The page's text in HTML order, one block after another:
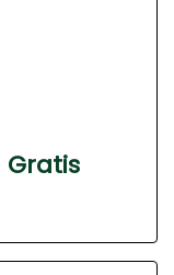
Gratis